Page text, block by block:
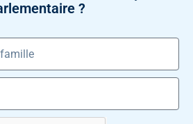
?